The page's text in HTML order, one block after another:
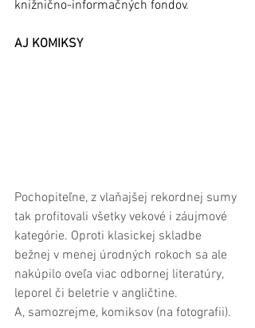
knižnično-informačných fondov.
AJ KOMIKSY
Pochopiteľne, z vlaňajšej rekordnej sumy
tak profitovali všetky vekové i záujmové
kategórie. Oproti klasickej skladbe
bežnej v menej úrodných rokoch sa ale
nakúpilo oveľa viac odbornej literatúry,
leporel či beletrie v angličtine.
A, samozrejme, komiksov (na fotografii).